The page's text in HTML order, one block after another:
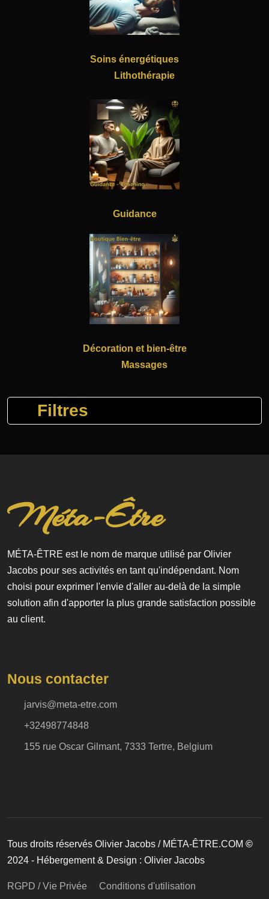
Soins énergétiques
Lithothérapie
Guidance
Décoration et bien-être
Massages
Filtres
Méta-Être
MÉTA-ÊTRE est le nom de marque utilisé par Olivier
Jacobs pour ses activités en tant qu'indépendant. Nom
choisi pour exprimer l'envie d'aller au-delà de la simple
solution afin d'apporter la plus grande satisfaction possible
au client.
Nous contacter
jarvis@meta-etre.com
+32498774848
155 rue Oscar Gilmant, 7333 Tertre, Belgium
Tous droits réservés Olivier Jacobs / MÉTA-ÊTRE.COM ©
2024 - Hébergement & Design : Olivier Jacobs
RGPD / Vie Privée Conditions d'utilisation